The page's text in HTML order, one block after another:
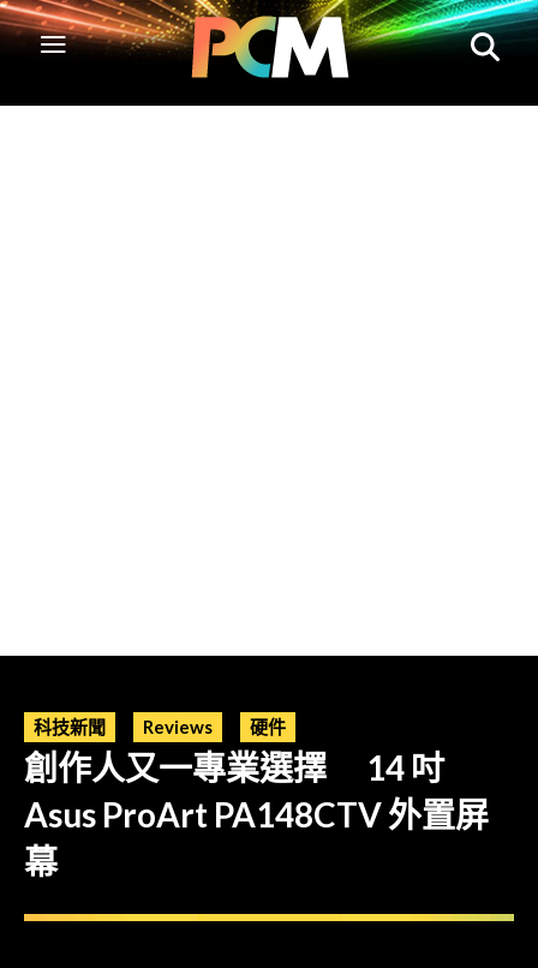
科技新聞 Reviews 硬件
創作人又一專業選擇 14 吋
Asus ProArt PA148CTV 外置屏
幕